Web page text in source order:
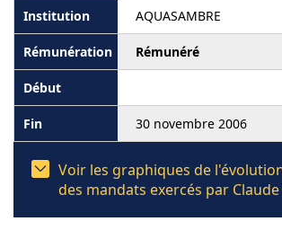
AQUASAMBRE
Rémunéré
30 novembre 2006
Voir les graphiques de
des mandats exercés par